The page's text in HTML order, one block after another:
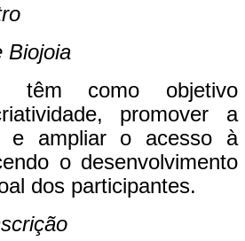
Biojoia
têm como objetivo
promover a
e ampliar o acesso à
o desenvolvimento
dos participantes.